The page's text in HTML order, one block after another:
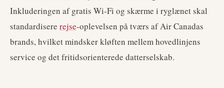
Inkluderingen af gratis Wi-Fi og skærme i ryglænet skal
standardisere rejse-oplevelsen på tværs af Air Canadas
brands, hvilket mindsker kløften mellem hovedlinjens
service og det fritidsorienterede datterselskab.